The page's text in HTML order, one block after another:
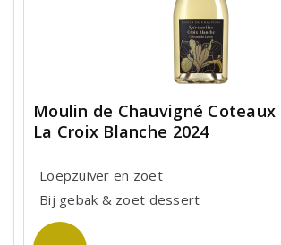
Moulin de Chauvigné Coteaux
La Croix Blanche 2024
Loepzuiver en zoet
Bij gebak & zoet dessert